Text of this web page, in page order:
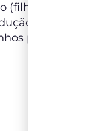
(filho) e Veruska
de
puros,